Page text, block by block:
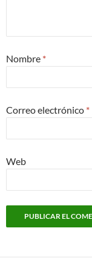
Nombre *
Correo electrónico *
Web